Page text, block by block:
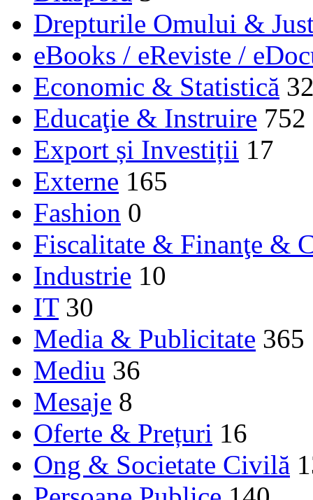
Drepturile Omului &
eBooks / eReviste /
Economic & Statistică
Educaţie & Instruire 752
Export și Investiții 17
Externe 165
Fashion 0
Fiscalitate & Finanţe &
Industrie 10
IT 30
Media & Publicitate 365
Mediu 36
Mesaje 8
Oferte & Prețuri 16
Ong & Societate Civilă